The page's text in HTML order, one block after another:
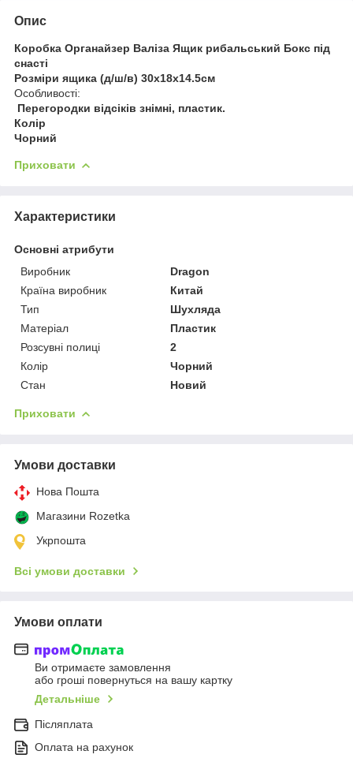
Опис
Коробка Органайзер Валіза Ящик рибальський Бокс під
снасті
Розміри ящика (д/ш/в) 30х18х14.5см
Особливості:
Перегородки відсіків знімні, пластик.
Колір
Чорний
Приховати
Характеристики
Основні атрибути
Виробник
Dragon
Країна виробник
Китай
Тип
Шухляда
Матеріал
Пластик
Розсувні полиці
2
Колір
Чорний
Стан
Новий
Приховати
Умови доставки
Нова Пошта
Магазини Rozetka
Укрпошта
Всі умови доставки
Умови оплати
Ви отримаєте замовлення
або гроші повернуться на вашу картку
Детальніше
Післяплата
Оплата на рахунок